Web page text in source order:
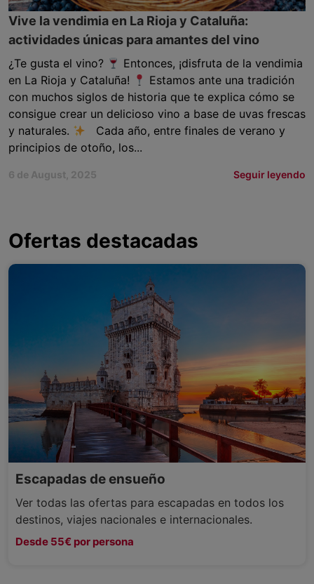
Vive la vendimia en La Rioja y Cataluña:
actividades únicas para amantes del vino
¿Te gusta el vino?
Entonces, ¡disfruta de la vendimia
en La Rioja y Cataluña!
Estamos ante una tradición
con muchos siglos de historia que te explica cómo se
consigue crear un delicioso vino a base de uvas frescas
y naturales.
Cada año, entre finales de verano y
principios de otoño, los...
6 de August, 2025 Seguir leyendo
Ofertas destacadas
Escapadas de ensueño
Ver todas las ofertas para escapadas en todos los
destinos, viajes nacionales e internacionales.
Desde 55€ por persona